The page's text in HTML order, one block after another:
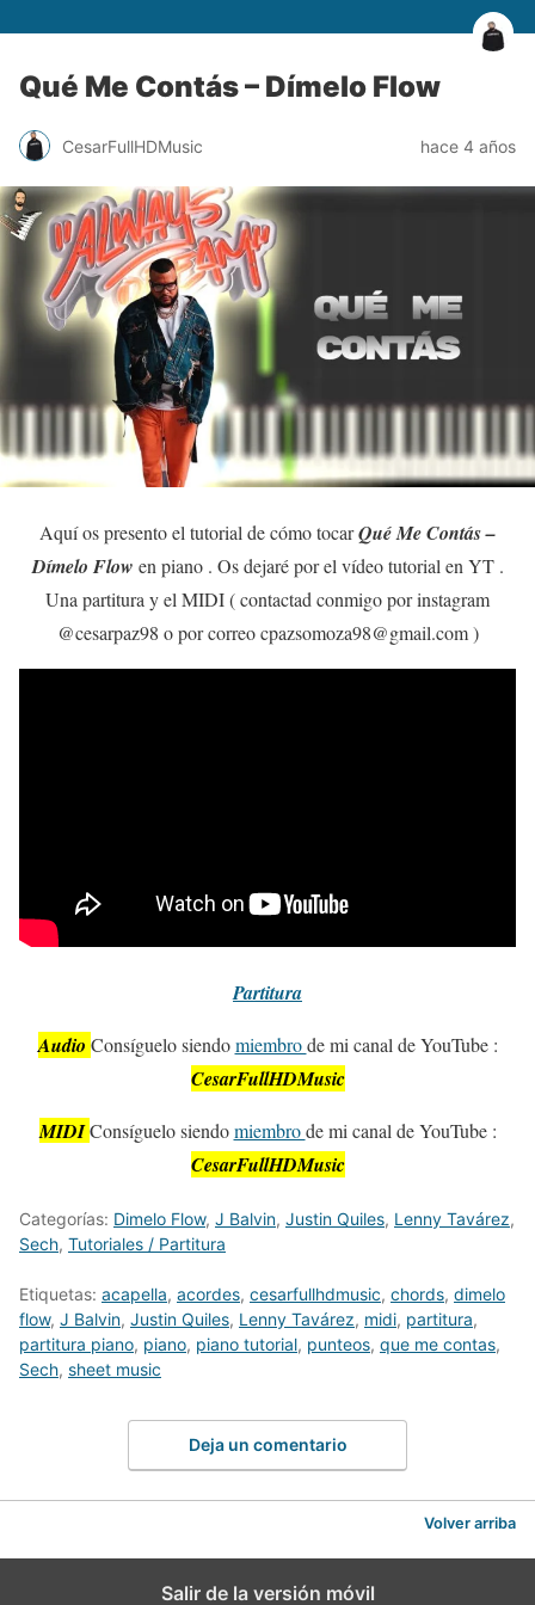
Qué Me Contás – Dímelo Flow
CesarFullHDMusic hace 4 años
Aquí os presento el tutorial de cómo tocarQué Me Contás –
Dímelo Flow en piano . Os dejaré por el vídeo tutorial en YT .
Una partitura y el MIDI ( contactad conmigo por instagram
@cesarpaz98 o por correo cpazsomoza98@gmail.com )
Partitura
Audio Consíguelo siendomiembrode mi canal de YouTube :
CesarFullHDMusic
MIDI Consíguelo siendomiembrode mi canal de YouTube :
CesarFullHDMusic
Categorías: Dimelo Flow, J Balvin, Justin Quiles, Lenny Tavárez,
Sech, Tutoriales / Partitura
Etiquetas: acapella, acordes, cesarfullhdmusic, chords, dimelo
flow, J Balvin, Justin Quiles, Lenny Tavárez, midi, partitura,
partitura piano, piano, piano tutorial, punteos, que me contas,
Sech, sheet music
Deja un comentario
Volver arriba
Salir de la versión móvil